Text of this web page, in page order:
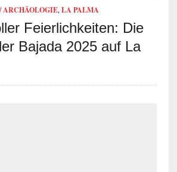
ARCHÄOLOGIE, LA PALMA
Feierlichkeiten: Die
Bajada 2025 auf La